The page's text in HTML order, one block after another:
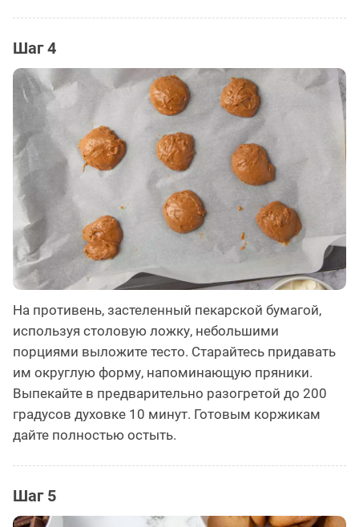
Шаг 4
На противень, застеленный пекарской бумагой,
используя столовую ложку, небольшими
порциями выложите тесто. Старайтесь придавать
им округлую форму, напоминающую пряники.
Выпекайте в предварительно разогретой до 200
градусов духовке 10 минут. Готовым коржикам
дайте полностью остыть.
Шаг 5